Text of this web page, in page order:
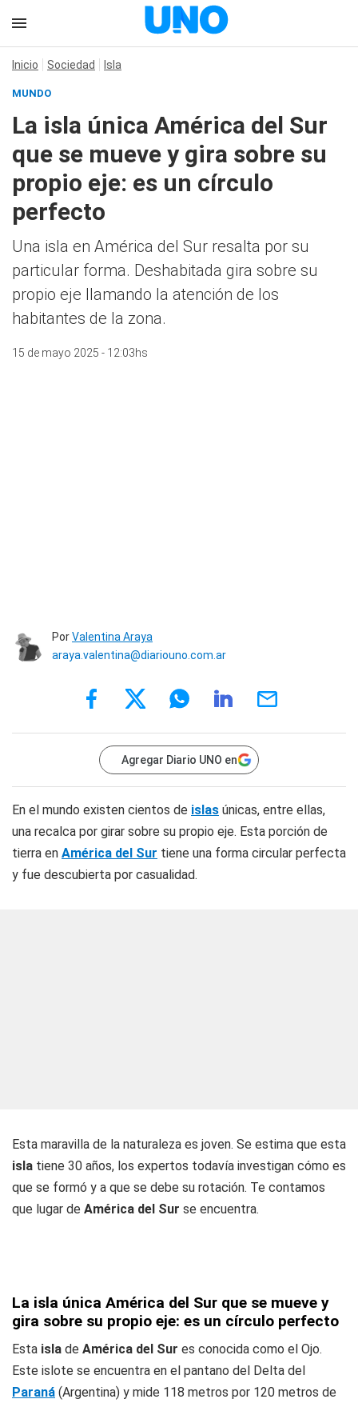
Inicio Sociedad Isla
MUNDO
La isla única América del Sur
que se mueve y gira sobre su
propio eje: es un círculo
perfecto
Una isla en América del Sur resalta por su
particular forma. Deshabitada gira sobre su
propio eje llamando la atención de los
habitantes de la zona.
15 de mayo 2025 - 12:03hs
PorValentina Araya
araya.valentina@diariouno.com.ar
Agregar Diario UNO en
En el mundo existen cientos de islas únicas, entre ellas,
una recalca por girar sobre su propio eje. Esta porción de
tierra en América del Sur tiene una forma circular perfecta
y fue descubierta por casualidad.
Esta maravilla de la naturaleza es joven. Se estima que esta
isla tiene 30 años, los expertos todavía investigan cómo es
que se formó y a que se debe su rotación. Te contamos
que lugar de América del Sur se encuentra.
La isla única América del Sur que se mueve y
gira sobre su propio eje: es un círculo perfecto
Esta isla de América del Sur es conocida como el Ojo.
Este islote se encuentra en el pantano del Delta del
Paraná (Argentina) y mide 118 metros por 120 metros de